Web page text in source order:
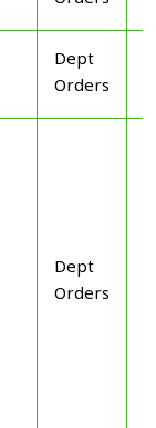
Dept
Orders
Dept
Orders